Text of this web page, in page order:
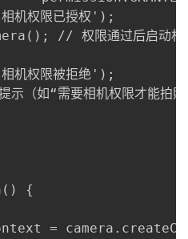
权限已授权');
// 权限通过后启动相
权限被拒绝');
（如“需要相机权限才能拍
{
=